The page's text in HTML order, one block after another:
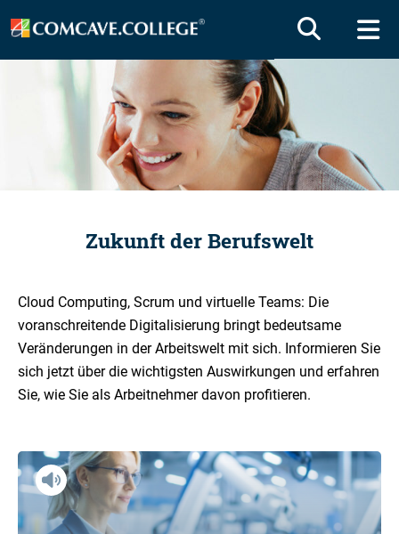
Zukunft der Berufswelt
Cloud Computing, Scrum und virtuelle Teams: Die
voranschreitende Digitalisierung bringt bedeutsame
Veränderungen in der Arbeitswelt mit sich. Informieren Sie
sich jetzt über die wichtigsten Auswirkungen und erfahren
Sie, wie Sie als Arbeitnehmer davon profitieren.